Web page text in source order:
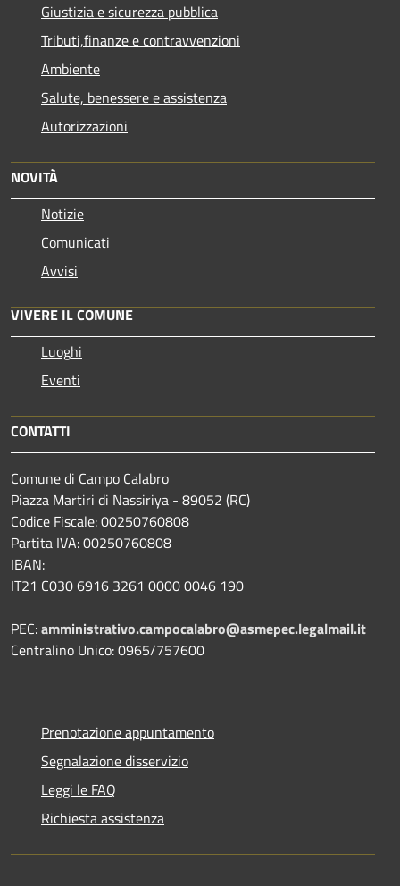
Giustizia e sicurezza pubblica
Tributi,finanze e contravvenzioni
Ambiente
Salute, benessere e assistenza
Autorizzazioni
NOVITÀ
Notizie
Comunicati
Avvisi
VIVERE IL COMUNE
Luoghi
Eventi
CONTATTI
Comune di Campo Calabro
Piazza Martiri di Nassiriya - 89052 (RC)
Codice Fiscale: 00250760808
Partita IVA: 00250760808
IBAN:
IT21 C030 6916 3261 0000 0046 190
PEC:amministrativo.campocalabro@asmepec.legalmail.it
Centralino Unico: 0965/757600
Prenotazione appuntamento
Segnalazione disservizio
Leggi le FAQ
Richiesta assistenza